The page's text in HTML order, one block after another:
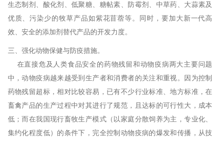
生态制剂、酸化剂、低聚糖、糖帖素、防霉剂、中草药、大蒜素及
优质、污染少的牧草产品如紫花苜蓿等。同时，要加大新一代高
效、安全的添加剂替代产品的开发力度。
三、强化动物保健与防疫措施。
在直接危及人类食品安全的药物残留和动物疫病两大主要问题
中，动物疫病越来越受到生产者和消费者的关注和重视。因为控制
药物残留超标，相对比较容易，已有不少行业标准、地方标准，在
畜禽产品的生产过程中对其进行了规范，且达标的可行性大，成本
低；而在我国现行畜牧生产模式（以家庭分散饲养为主，专业化、
集约化程度低）的条件下，完全控制动物疫病的爆发和传播，从技